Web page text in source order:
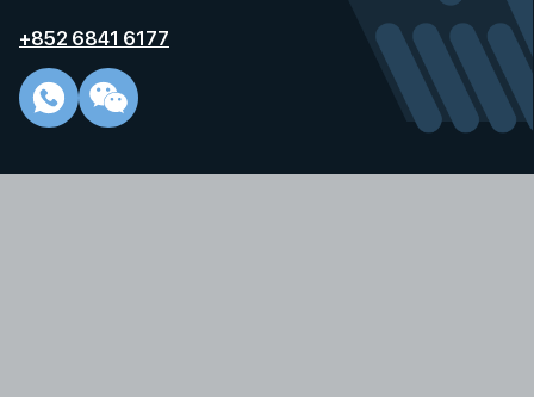
e
+852 6841 6177